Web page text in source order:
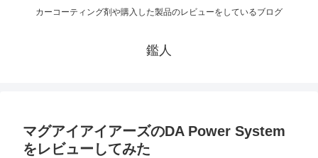
カーコーティング剤や購入した製品のレビューをしているブログ
鑑人
マグアイアイアーズのDA Power System
をレビューしてみた